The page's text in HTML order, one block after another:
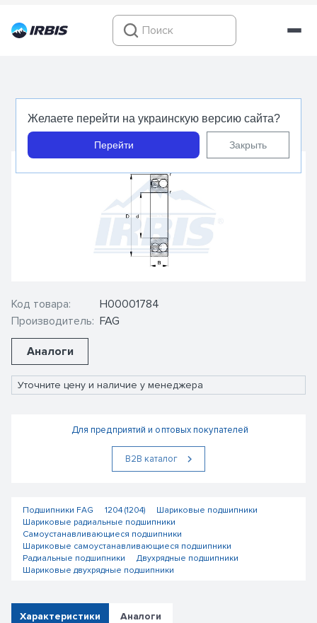
Желаете перейти на украинскую версию сайта?
Перейти Закрыть
1204 TVH - FAG - Подшипник шариковый
самоустанавливающийся
Код товара:
Производитель:
Н00001784
FAG
Аналоги
Уточните цену и наличие у менеджера
Для предприятий и оптовых покупателей
В2В каталог
Подшипники FAG 1204 (1204)
Шариковые подшипники
Шариковые радиальные подшипники
Самоустанавливающиеся подшипники
Шариковые самоустанавливающиеся подшипники
Радиальные подшипники
Двухрядные подшипники
Шариковые двухрядные подшипники
Характеристики Аналоги